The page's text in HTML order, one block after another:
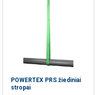
POWERTEX PRS žiediniai
stropai